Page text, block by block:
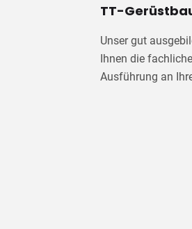
TT-
Unser gut
Ihnen die
Ausführung an